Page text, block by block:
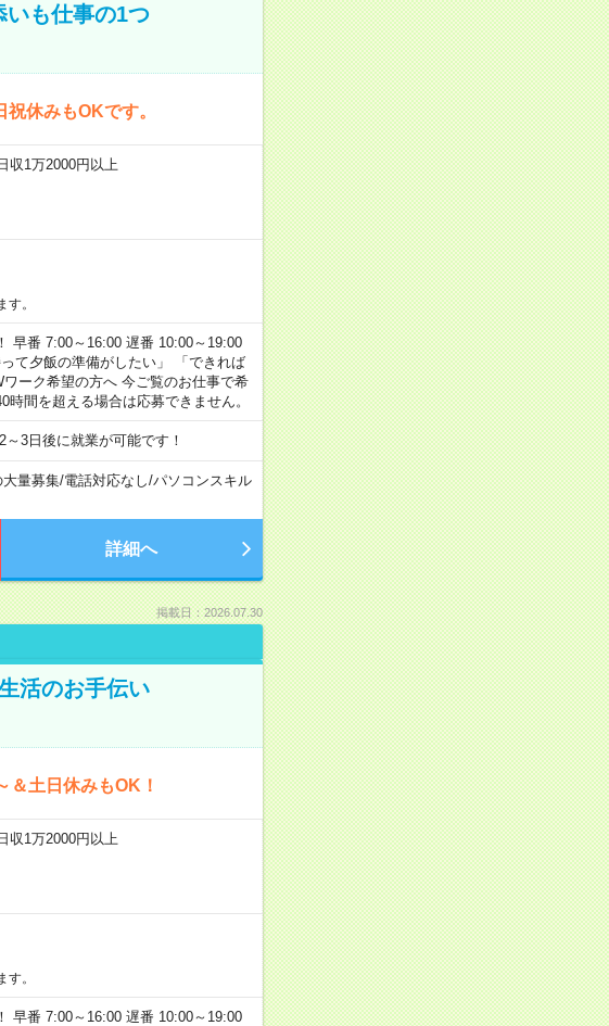
いも仕事の1つ
休みもOKです。
1万2000円以上
。
早番 7:00～16:00 遅番 10:00～19:00
て夕飯の準備がしたい」 「できれば
ーク希望の方へ 今ご覧のお仕事で希
間を超える場合は応募できません。
3日後に就業が可能です！
量募集/電話対応なし/パソコンスキル
詳細へ
掲載日：2026.07.30
活のお手伝い
土日休みもOK！
1万2000円以上
。
早番 7:00～16:00 遅番 10:00～19:00